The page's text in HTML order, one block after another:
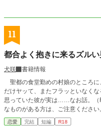
11
都合よく抱きに来るズル
犬咲
書籍情報
聖都の食堂勤めの村娘のところ
だけヤッて、またフラッといなく
思っていた彼が実は……なお話。（R18） ふんわり設定。キーワ
なものがある方は、ご注意ください
恋愛 完結 短編 R18